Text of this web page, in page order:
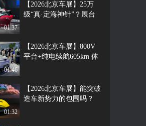
01:37
【2026北京车展】25万
级“真·定海神针”？展台
01:46
【2026北京车展】800V
平台+纯电续航605km 体
01:32
【2026北京车展】能突破
造车新势力的包围吗？